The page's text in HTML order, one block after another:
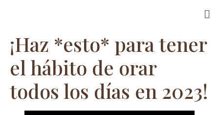
¡Haz *esto* para tener
el hábito de orar
todos los días en 2023!